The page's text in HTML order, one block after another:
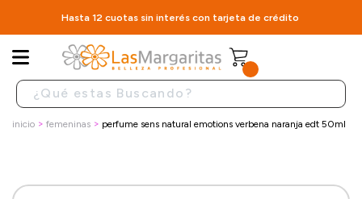
Hasta 12 cuotas sin interés con tarjeta de crédito
inicio femeninas perfume sens natural emotions verbena naranja edt 50ml